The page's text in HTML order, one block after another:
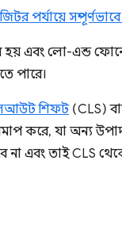
পর্যায়ে
এবং লো-এন্ড ফোনে
পারে।
শিফট(CLS)
করে, যা অন্য
না এবং তাই CLS